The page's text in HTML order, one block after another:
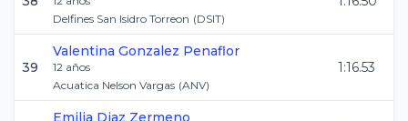
Delfines San Isidro Torreon (DSIT)
39
Valentina Gonzalez Penaflor
12 años
Acuatica Nelson Vargas (ANV)
1:16.53
Emilia Diaz Zermeno